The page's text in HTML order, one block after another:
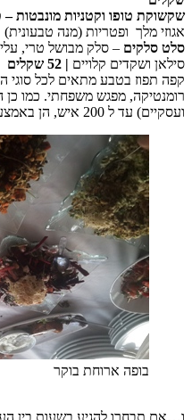
טופו וקטניות מונבטות –טופו
ופטריות (מנה טבעונית)| 55 שקלים
– סלק מבושל טרי, עלי בייביס,
קלויים| 52 שקלים
בטבע מתאים לכל סוגי הבילוי,
מפגש משפחתי. כמו כן המקום
באמצעות מזנון או הגשה.
בופה ארוחת בוקר
להגיע בשעות בין הערביים